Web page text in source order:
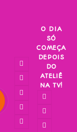
O DIA
SÓ
COMEÇA
DEPOIS
DO
ATELIÊ
NA TV!